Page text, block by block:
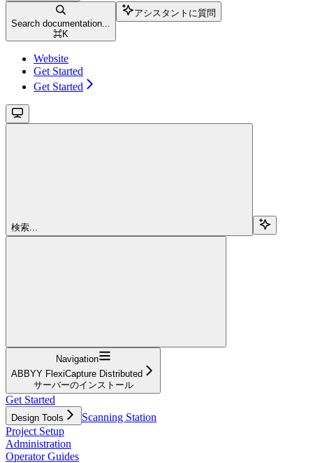
Search documentation...
⌘K
アシスタントに質問
Website
Get Started
Get Started
検索...
Navigation
ABBYY FlexiCapture Distributed
サーバーのインストール
Get Started
Design Tools
Scanning Station
Project Setup
Administration
Operator Guides